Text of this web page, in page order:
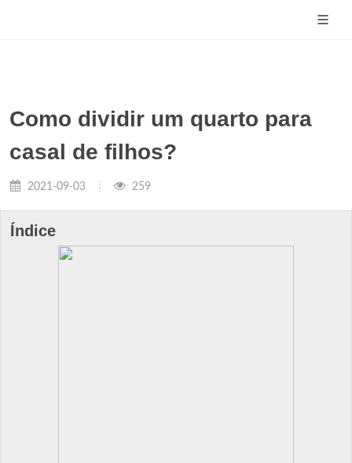
Como dividir um quarto para
casal de filhos?
2021-09-03 259
Índice